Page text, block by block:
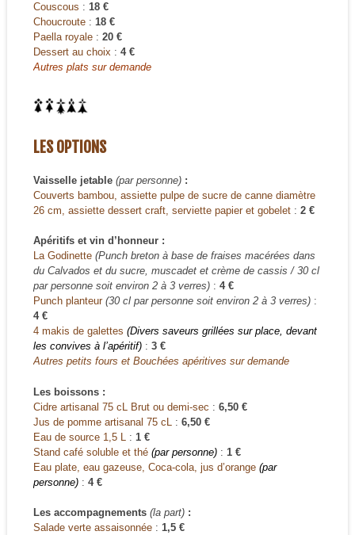
Couscous : 18 €
Choucroute: 18 €
Paella royale: 20 €
Dessert au choix : 4 €
Autres plats sur demande
LES OPTIONS
Vaisselle jetable (par personne):
Couverts bambou, assiette pulpe de sucre de canne diamètre
26 cm, assiette dessert craft, serviette papier et gobelet: 2 €
Apéritifs et vin d’honneur :
La Godinette (Punch breton à base de fraises macérées dans
du Calvados et du sucre, muscadet et crème de cassis / 30 cl
par personne soit environ 2 à 3 verres): 4 €
Punch planteur (30 cl par personne soit environ 2 à 3 verres):
4 €
4 makis de galettes (Divers saveurs grillées sur place, devant
les convives à l’apéritif) : 3 €
Autres petits fours et Bouchées apéritives sur demande
Les boissons :
Cidre artisanal 75 cL Brut ou demi-sec : 6,50 €
Jus de pomme artisanal 75 cL
: 6,50 €
Eau de source 1,5 L
: 1 €
Stand café soluble et thé (par personne): 1 €
Eau plate, eau gazeuse, Coca-cola, jus d’orange (par
personne): 4 €
Les accompagnements (la part):
Salade verte assaisonnée : 1,5 €